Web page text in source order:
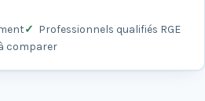
Professionnels qualifiés RGE
comparer